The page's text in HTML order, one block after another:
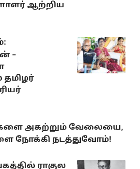
ஆற்றிய
–
அகற்றும் வேலையை,
நோக்கி நடத்துவோம்!
ராகுல